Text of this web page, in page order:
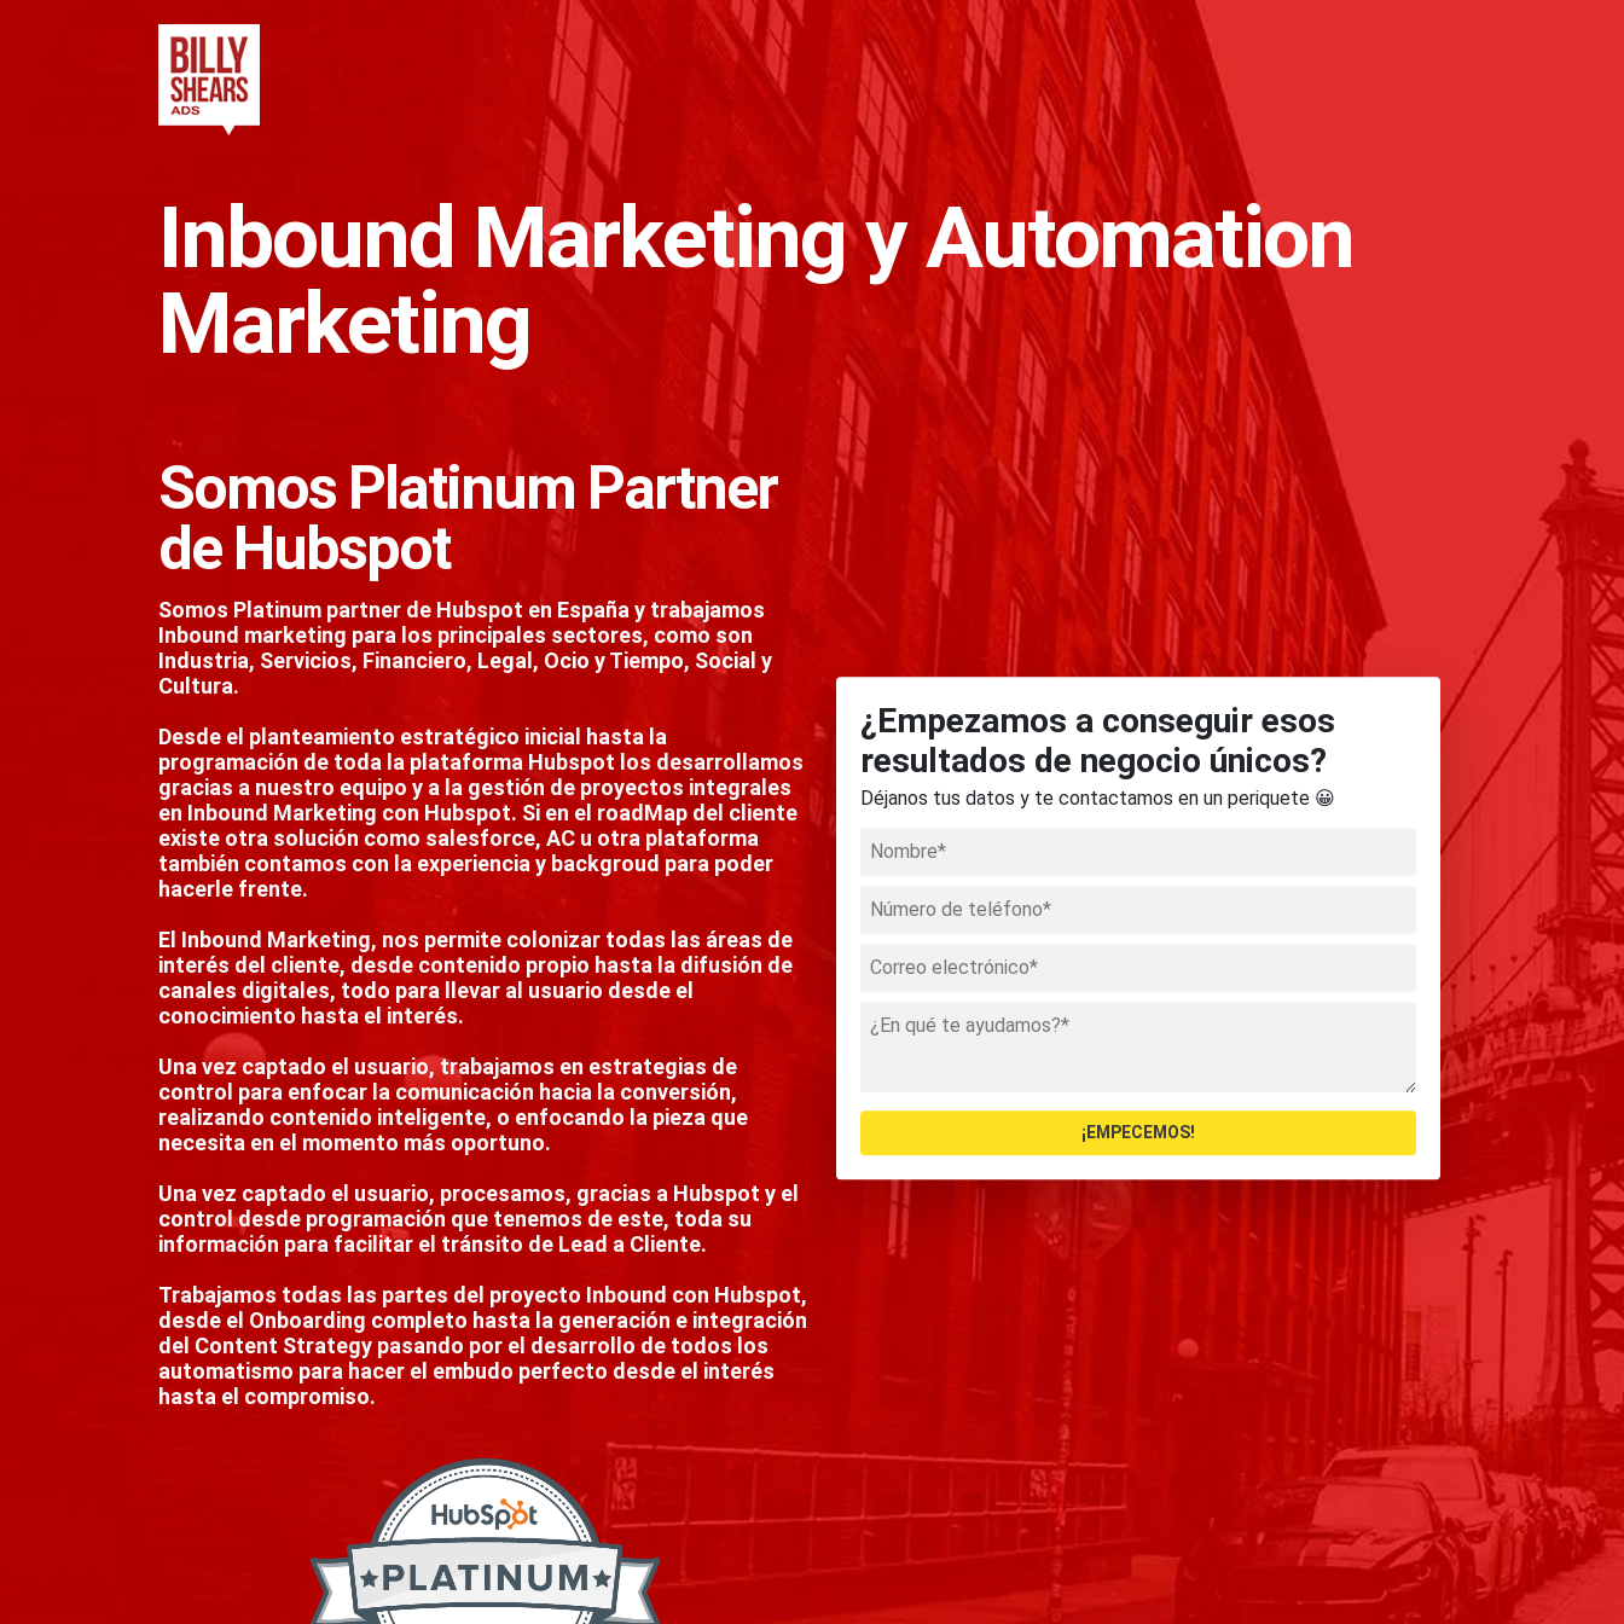
Inbound Marketing y Automation
Marketing
Somos Platinum Partner
de Hubspot
Somos Platinum partner de Hubspot en España y trabajamos
Inbound marketing para los principales sectores, como son
Industria, Servicios, Financiero, Legal, Ocio y Tiempo, Social y
Cultura.
Desde el planteamiento estratégico inicial hasta la
programación de toda la plataforma Hubspot los desarrollamos
gracias a nuestro equipo y a la gestión de proyectos integrales
en Inbound Marketing con Hubspot. Si en el roadMap del cliente
existe otra solución como salesforce, AC u otra plataforma
también contamos con la experiencia y backgroud para poder
hacerle frente.
El Inbound Marketing, nos permite colonizar todas las áreas de
interés del cliente, desde contenido propio hasta la difusión de
canales digitales, todo para llevar al usuario desde el
conocimiento hasta el interés.
Una vez captado el usuario, trabajamos en estrategias de
control para enfocar la comunicación hacia la conversión,
realizando contenido inteligente, o enfocando la pieza que
necesita en el momento más oportuno.
Una vez captado el usuario, procesamos, gracias a Hubspot y el
control desde programación que tenemos de este, toda su
información para facilitar el tránsito de Lead a Cliente.
Trabajamos todas las partes del proyecto Inbound con Hubspot,
desde el Onboarding completo hasta la generación e integración
del Content Strategy pasando por el desarrollo de todos los
automatismo para hacer el embudo perfecto desde el interés
hasta el compromiso.
¿Empezamos a conseguir esos
resultados de negocio únicos?
Déjanos tus datos y te contactamos en un periquete 😀